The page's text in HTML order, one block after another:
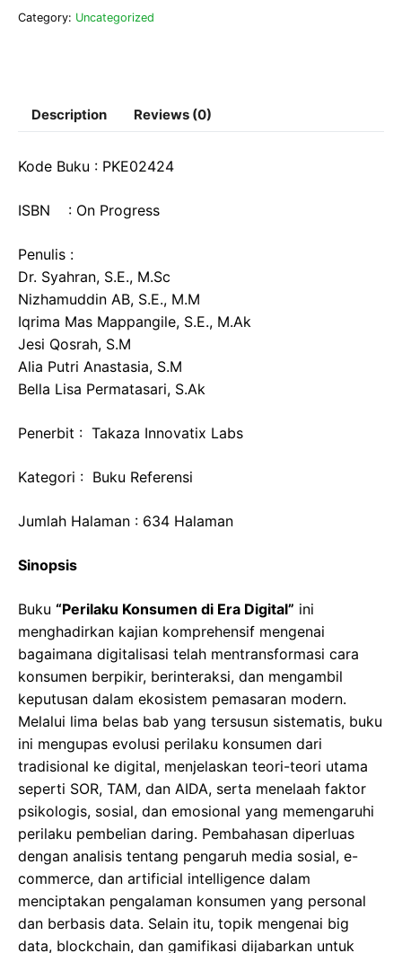
Category: Uncategorized
Description Reviews (0)
Kode Buku : PKE02424
ISBN : On Progress
Penulis :
Dr. Syahran, S.E., M.Sc
Nizhamuddin AB, S.E., M.M
Iqri­ma Mas Mappangile, S.E., M.Ak
Jesi Qosrah, S.M
Alia Putri Anastasia, S.M
Bella Lisa Permatasari, S.Ak
Penerbit : Takaza Innovatix Labs
Kategori : Buku Referensi
Jumlah Halaman : 634 Halaman
Sinopsis
Buku “Perilaku Konsumen di Era Digital” ini
menghadirkan kajian komprehensif mengenai
bagaimana digitalisasi telah mentransformasi cara
konsumen berpikir, berinteraksi, dan mengambil
keputusan dalam ekosistem pemasaran modern.
Melalui lima belas bab yang tersusun sistematis, buku
ini mengupas evolusi perilaku konsumen dari
tradisional ke digital, menjelaskan teori-teori utama
seperti SOR, TAM, dan AIDA, serta menelaah faktor
psikologis, sosial, dan emosional yang memengaruhi
perilaku pembelian daring. Pembahasan diperluas
dengan analisis tentang pengaruh media sosial, e-
commerce, dan artificial intelligence dalam
menciptakan pengalaman konsumen yang personal
dan berbasis data. Selain itu, topik mengenai big
data, blockchain, dan gamifikasi dijabarkan untuk